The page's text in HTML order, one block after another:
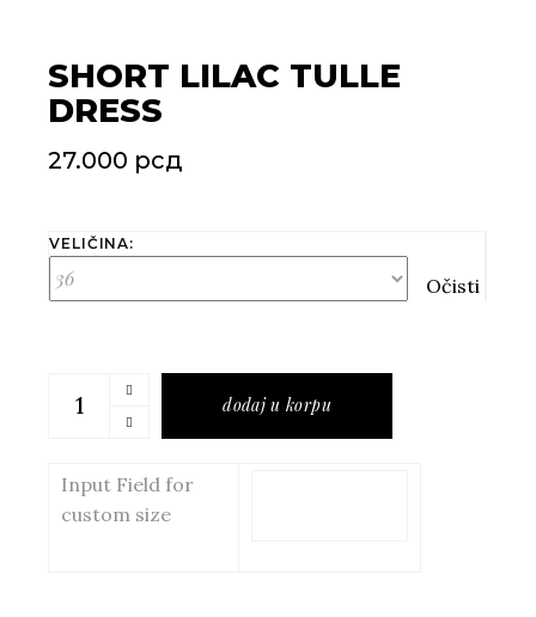
SHORT LILAC TULLE
DRESS
27.000 рсд
VELIČINA:
Očisti
Short lilac tulle dress quantity
dodaj u korpu
Input Field for
custom size